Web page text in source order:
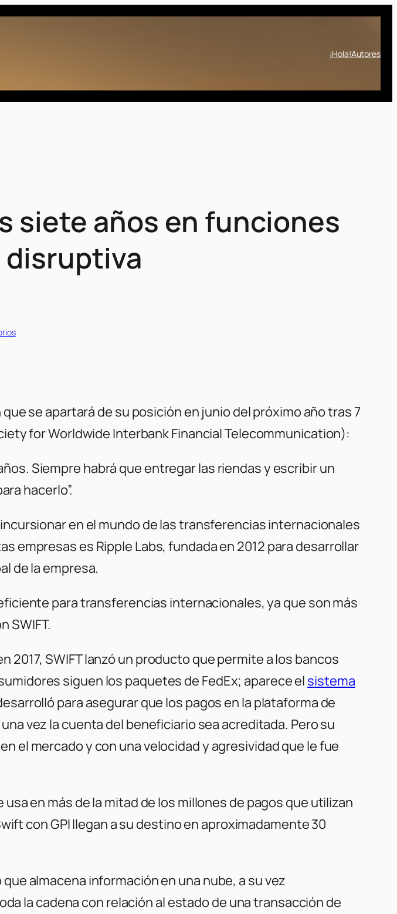
¡Hola!Autores
siete años en funciones
disruptiva
se apartará de su posición en junio del próximo año tras 7
for Worldwide Interbank Financial Telecommunication):
Siempre habrá que entregar las riendas y escribir un
hacerlo”.
en el mundo de las transferencias internacionales
empresas es Ripple Labs, fundada en 2012 para desarrollar
de la empresa.
para transferencias internacionales, ya que son más
SWIFT.
SWIFT lanzó un producto que permite a los bancos
siguen los paquetes de FedEx; aparece el sistema
para asegurar que los pagos en la plataforma de
vez la cuenta del beneficiario sea acreditada. Pero su
el mercado y con una velocidad y agresividad que le fue
usa en más de la mitad de los millones de pagos que utilizan
con GPI llegan a su destino en aproximadamente 30
almacena información en una nube, a su vez
la cadena con relación al estado de una transacción de